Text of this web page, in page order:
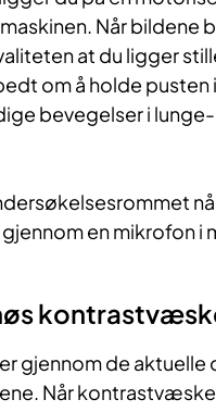
Når bildene
at du ligger
om å holde
bevegelser i
en mikrofon i
gjennom de
Når